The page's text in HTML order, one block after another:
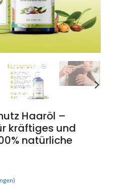
Haaröl –
kräftiges und
natürliche